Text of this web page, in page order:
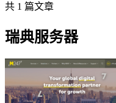
共 1 篇文章
瑞典服务器